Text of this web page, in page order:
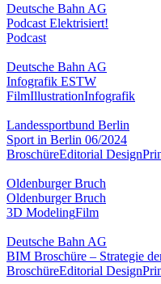
Deutsche Bahn AG
Podcast Elektrisiert!
Podcast
Deutsche Bahn AG
Infografik ESTW
FilmIllustrationInfografik
Landessportbund Berlin
Sport in Berlin 06/2024
BroschüreEditorial Design
Oldenburger Bruch
Oldenburger Bruch
3D ModelingFilm
Deutsche Bahn AG
BIM Broschüre – Strategie
BroschüreEditorial Design